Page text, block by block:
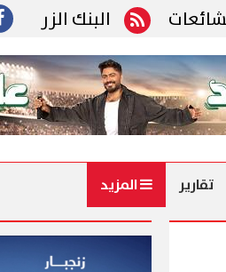
البنك الزراعي المصري
تقارير المزيد